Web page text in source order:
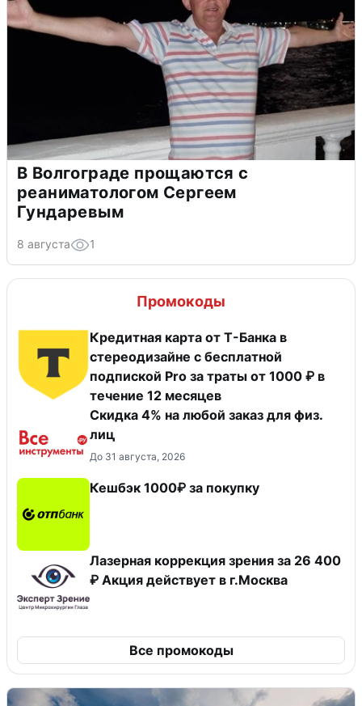
В Волгограде прощаются с
реаниматологом Сергеем
Гундаревым
8 августа 1
Промокоды
Кредитная карта от Т-Банка в
стереодизайне с бесплатной
подпиской Pro за траты от 1000 ₽ в
течение 12 месяцев
Скидка 4% на любой заказ для физ.
лиц
До 31 августа, 2026
Кешбэк 1000₽ за покупку
Лазерная коррекция зрения за 26 400
₽ Акция действует в г.Москва
Все промокоды